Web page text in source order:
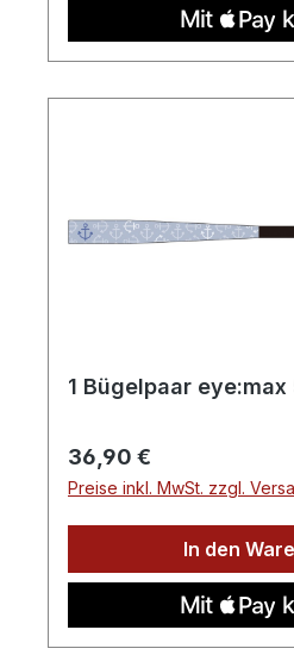
1 Bügelpaar
Regulärer Preis:
36,90 €
Preise inkl. MwSt. zzgl.
In den